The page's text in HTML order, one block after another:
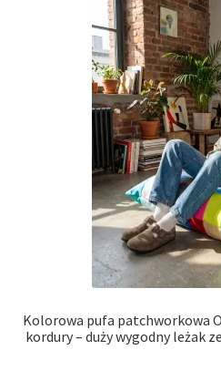
Kolorowa pufa patchworkowa
kordury – duży wygodny leżak